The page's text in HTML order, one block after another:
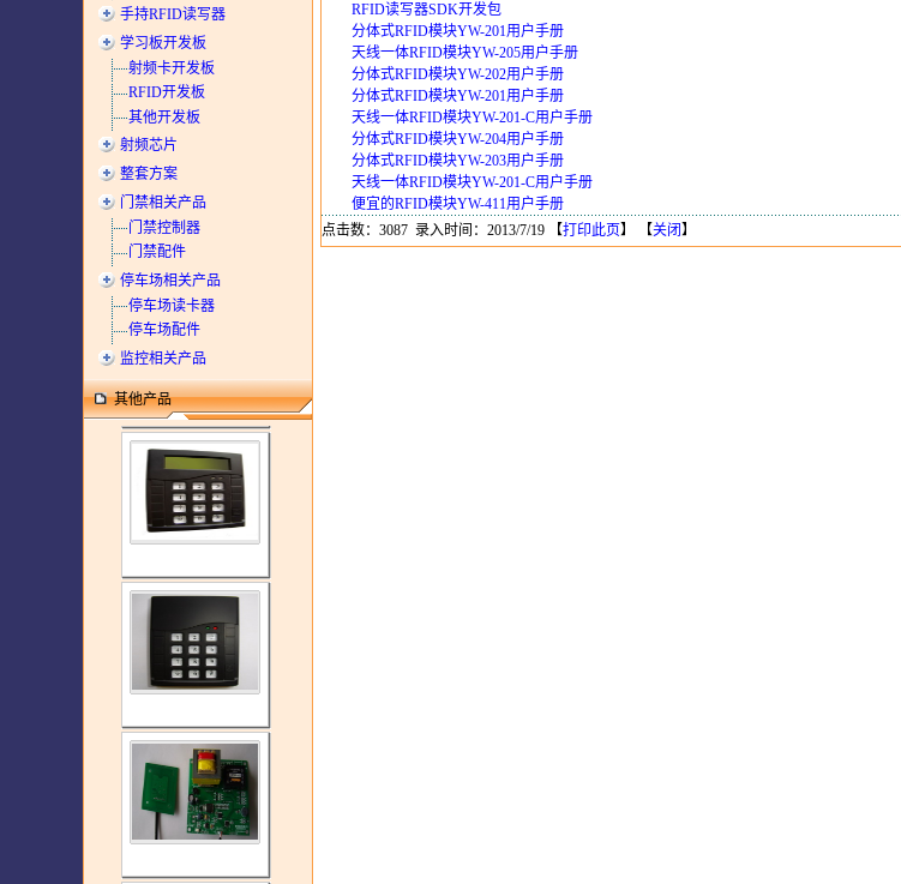
手持RFID读写器
学习板开发板
射频卡开发板
RFID开发板
其他开发板
射频芯片
整套方案
门禁相关产品
门禁控制器
门禁配件
停车场相关产品
停车场读卡器
停车场配件
监控相关产品
其他产品
RFID读写器SDK开发包
分体式RFID模块YW-201用户手册
天线一体RFID模块YW-205用户手册
分体式RFID模块YW-202用户手册
分体式RFID模块YW-201用户手册
天线一体RFID模块YW-201-C用户手册
分体式RFID模块YW-204用户手册
分体式RFID模块YW-203用户手册
天线一体RFID模块YW-201-C用户手册
便宜的RFID模块YW-411用户手册
点击数：3087 录入时间：2013/7/19 【打印此页】 【关闭】